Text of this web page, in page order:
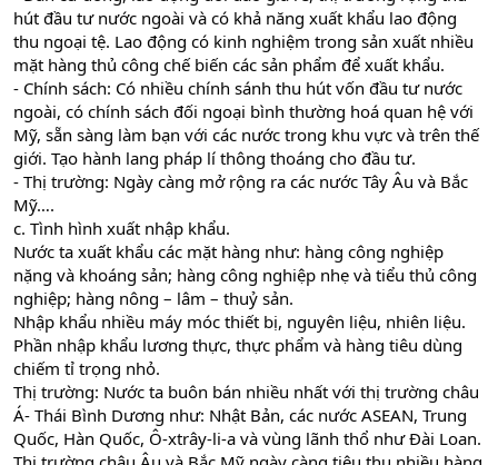
hút đầu tư nước ngoài và có khả năng xuất khẩu lao động
thu ngoại tệ. Lao động có kinh nghiệm trong sản xuất nhiều
mặt hàng thủ công chế biến các sản phẩm để xuất khẩu.
- Chính sách: Có nhiều chính sánh thu hút vốn đầu tư nước
ngoài, có chính sách đối ngoại bình thường hoá quan hệ với
Mỹ, sẵn sàng làm bạn với các nước trong khu vực và trên thế
giới. Tạo hành lang pháp lí thông thoáng cho đầu tư.
- Thị trường: Ngày càng mở rộng ra các nước Tây Âu và Bắc
Mỹ….
c. Tình hình xuất nhập khẩu.
Nước ta xuất khẩu các mặt hàng như: hàng công nghiệp
nặng và khoáng sản; hàng công nghiệp nhẹ và tiểu thủ công
nghiệp; hàng nông – lâm – thuỷ sản.
Nhập khẩu nhiều máy móc thiết bị, nguyên liệu, nhiên liệu.
Phần nhập khẩu lương thực, thực phẩm và hàng tiêu dùng
chiếm tỉ trọng nhỏ.
Thị trường: Nước ta buôn bán nhiều nhất với thị trường châu
Á- Thái Bình Dương như: Nhật Bản, các nước ASEAN, Trung
Quốc, Hàn Quốc, Ô-xtrây-li-a và vùng lãnh thổ như Đài Loan.